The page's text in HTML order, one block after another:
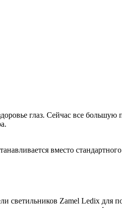
глаз. Сейчас все большую
вместо
Zamel Ledix для